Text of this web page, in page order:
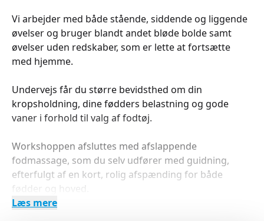
Vi arbejder med både stående, siddende og liggende
øvelser og bruger blandt andet bløde bolde samt
øvelser uden redskaber, som er lette at fortsætte
med hjemme.
Undervejs får du større bevidsthed om din
kropsholdning, dine fødders belastning og gode
vaner i forhold til valg af fodtøj.
Workshoppen afsluttes med afslappende
fodmassage, som du selv udfører med guidning,
efterfulgt af en kort, rolig afspænding for både
fødder og hoved.
Læs mere